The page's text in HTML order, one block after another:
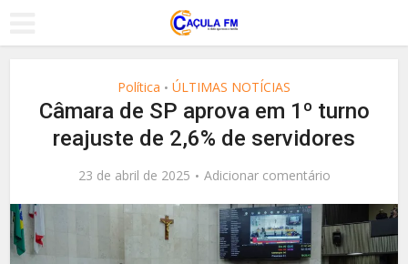
Política • ÚLTIMAS NOTÍCIAS
Câmara de SP aprova em 1º turno
reajuste de 2,6% de servidores
23 de abril de 2025 Adicionar comentário